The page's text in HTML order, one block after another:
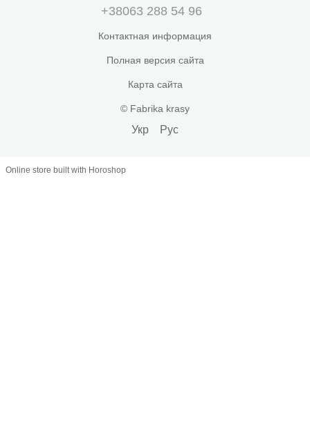
+38063 288 54 96
Контактная информация
Полная версия сайта
Карта сайта
© Fabrika krasy
Укр Рус
Online store built with Horoshop